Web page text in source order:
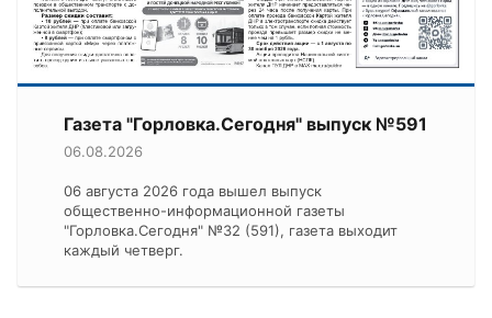
Газета "Горловка.Сегодня" выпуск №591
06.08.2026
06 августа 2026 года вышел выпуск
общественно-информационной газеты
"Горловка.Сегодня" №32 (591), газета выходит
каждый четверг.